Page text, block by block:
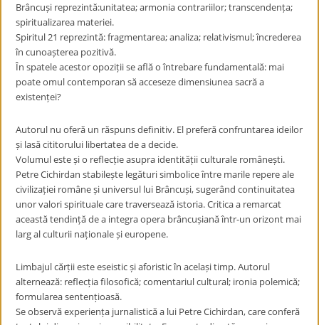
Brâncuși reprezintă:unitatea; armonia contrariilor; transcendența;
spiritualizarea materiei.
Spiritul 21 reprezintă: fragmentarea; analiza; relativismul; încrederea
în cunoașterea pozitivă.
În spatele acestor opoziții se află o întrebare fundamentală: mai
poate omul contemporan să acceseze dimensiunea sacră a
existenței?
Autorul nu oferă un răspuns definitiv. El preferă confruntarea ideilor
și lasă cititorului libertatea de a decide.
Volumul este și o reflecție asupra identității culturale românești.
Petre Cichirdan stabilește legături simbolice între marile repere ale
civilizației române și universul lui Brâncuși, sugerând continuitatea
unor valori spirituale care traversează istoria. Critica a remarcat
această tendință de a integra opera brâncușiană într-un orizont mai
larg al culturii naționale și europene.
Limbajul cărții este eseistic și aforistic în același timp. Autorul
alternează: reflecția filosofică; comentariul cultural; ironia polemică;
formularea sentențioasă.
Se observă experiența jurnalistică a lui Petre Cichirdan, care conferă